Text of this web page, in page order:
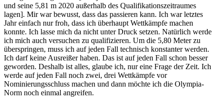
und seine 5,81 m 2020 außerhalb des Qualifikationszeitraumes
lagen]. Mir war bewusst, dass das passieren kann. Ich war letztes
Jahr einfach nur froh, dass ich überhaupt Wettkämpfe machen
konnte. Ich lasse mich da nicht unter Druck setzen. Natürlich werde
ich mich auch versuchen zu qualifizieren. Um die 5,80 Meter zu
überspringen, muss ich auf jeden Fall technisch konstanter werden.
Ich darf keine Ausreißer haben. Das ist auf jeden Fall schon besser
geworden. Deshalb ist alles, glaube ich, nur eine Frage der Zeit. Ich
werde auf jeden Fall noch zwei, drei Wettkämpfe vor
Nominierungsschluss machen und dann möchte ich die Olympia-
Norm noch einmal angreifen.